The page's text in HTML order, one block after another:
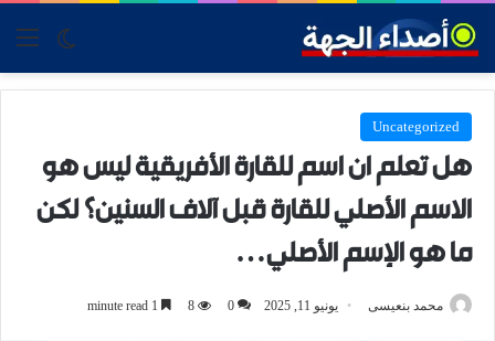
skin
Uncategorized
هل تعلم ان اسم للقارة الأفريقية ليس هو
الاسم الأصلي للقارة قبل آلاف السنين؟ لكن
ما هو الإسم الأصلي…
محمد بنعيسى يونيو 11, 2025 0
8